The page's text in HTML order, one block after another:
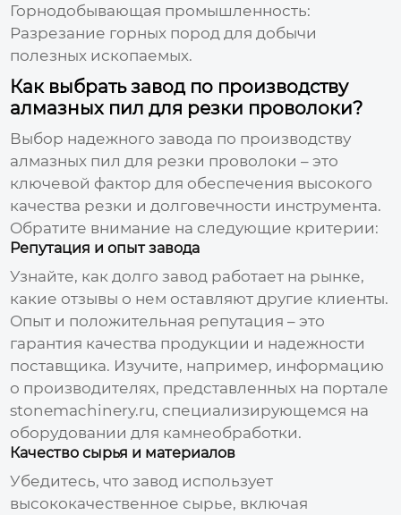
Горнодобывающая промышленность:
Разрезание горных пород для добычи
полезных ископаемых.
Как выбрать завод по производству
алмазных пил для резки проволоки?
Выбор надежногозавода по производству
алмазных пил для резки проволоки – это
ключевой фактор для обеспечения высокого
качества резки и долговечности инструмента.
Обратите внимание на следующие критерии:
Репутация и опыт завода
Узнайте, как долго завод работает на рынке,
какие отзывы о нем оставляют другие клиенты.
Опыт и положительная репутация – это
гарантия качества продукции и надежности
поставщика. Изучите, например, информацию
о производителях, представленных на портале
stonemachinery.ru, специализирующемся на
оборудовании для камнеобработки.
Качество сырья и материалов
Убедитесь, что завод использует
высококачественное сырье, включая